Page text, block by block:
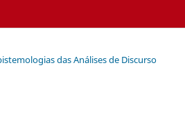
das Análises de Discurso